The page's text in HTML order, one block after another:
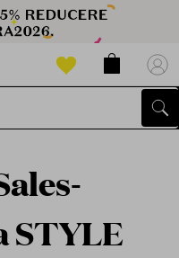
STYLE